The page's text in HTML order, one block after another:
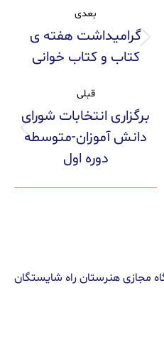
قبلی
برگزاری انتخابات شورای
دانش آموزان-متوسطه
دوره اول
بعدی
گرامیداشت هفته ی
کتاب و کتاب خوانی
مجازی هنرستان راه شایستگان